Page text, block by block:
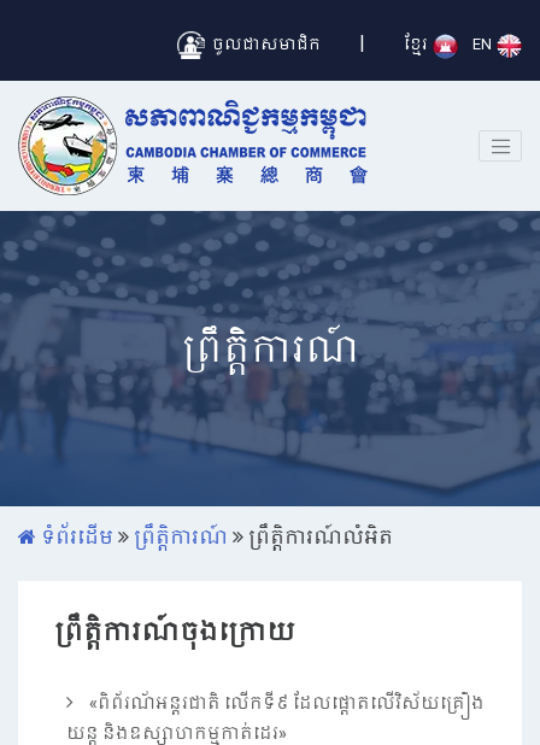
ចូលជាសមាជិក | ខ្មែរ EN
ព្រឹត្តិការណ៍
ទំព័រដើម ព្រឹត្តិការណ៍ ព្រឹត្តិការណ៍លំអិត
ព្រឹត្តិការណ៍ចុងក្រោយ
«ពិព័រណ័អន្តរជាតិ លើកទី៩​ ដែលផ្តោតលើវិស័យគ្រឿង
យន្ត និងឧស្សាហកម្មកាត់ដេរ»